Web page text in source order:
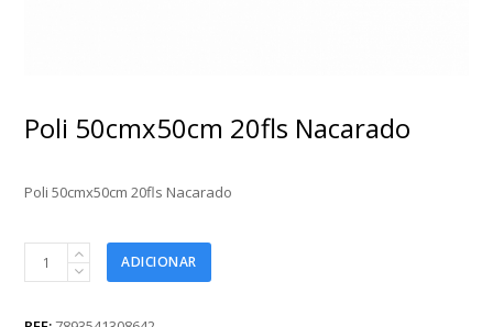
Poli 50cmx50cm 20fls Nacarado
Poli 50cmx50cm 20fls Nacarado
50cmx50cm
Nacarado
ADICIONAR